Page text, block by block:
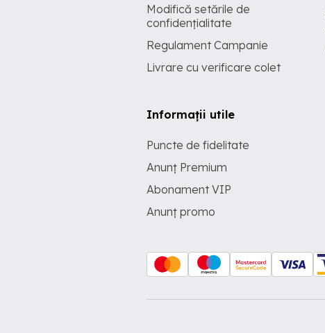
Modifică setările de
confidențialitate
Regulament Campanie
Livrare cu verificare colet
Informații utile
Puncte de fidelitate
Anunț Premium
Abonament VIP
Anunț promo